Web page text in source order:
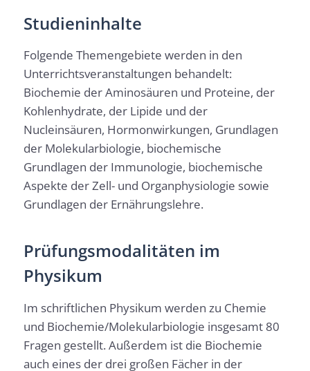
Studieninhalte
Folgende Themengebiete werden in den
Unterrichtsveranstaltungen behandelt:
Biochemie der Aminosäuren und Proteine, der
Kohlenhydrate, der Lipide und der
Nucleinsäuren, Hormonwirkungen, Grundlagen
der Molekularbiologie, biochemische
Grundlagen der Immunologie, biochemische
Aspekte der Zell- und Organphysiologie sowie
Grundlagen der Ernährungslehre.
Prüfungsmodalitäten im
Physikum
Im schriftlichen Physikum werden zu Chemie
und Biochemie/Molekularbiologie insgesamt 80
Fragen gestellt. Außerdem ist die Biochemie
auch eines der drei großen Fächer in der